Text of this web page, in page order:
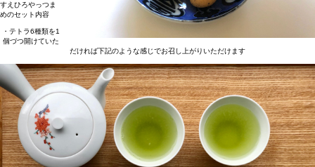
すえひろやっつま
めのセット内容
・テトラ6種類を1
個づつ開けていた
だければ下記のような感じでお召し上がりいただけます